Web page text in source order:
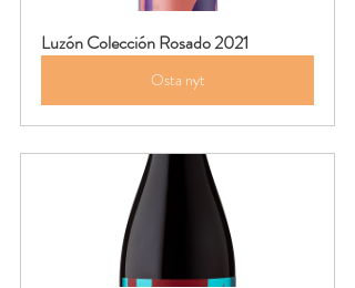
Luzón Colección Rosado 2021
Osta nyt